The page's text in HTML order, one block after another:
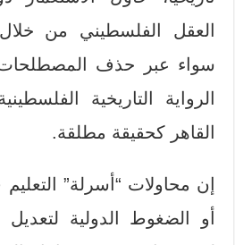
العقل الفلسطيني من خلال
سواء عبر حذف المصطلحات
الرواية التاريخية
القاهر كحقيقة مطلقة.
إن محاولات “أسرلة”
أو الضغوط الدولية لتعديل